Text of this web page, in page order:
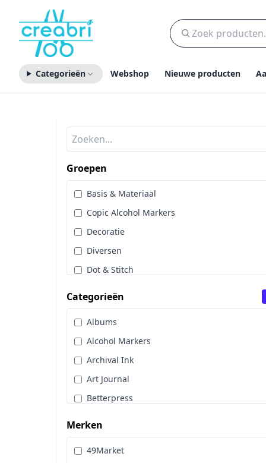
Categorieën Webshop Nieuwe producten
Groepen
Basis & Materiaal
Copic Alcohol Markers
Decoratie
Diversen
Dot & Stitch
Sale
Stans, Embos & Stencils
Stempels
Workshoppakket
Pan Pastel
Categorieën
Albums
Alcohol Markers
Archival Ink
Art Journal
Betterpress
Brads
Cadence
Merken
49Market